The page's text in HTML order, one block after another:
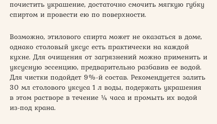
почистить украшение, достаточно смочить мягкую губку
спиртом и провести ею по поверхности.
Возможно, этилового спирта может не оказаться в доме,
однако столовый уксус есть практически на каждой
кухне. Для очищения от загрязнений можно применить и
уксусную эссенцию, предварительно разбавив ее водой.
Для чистки подойдет 9%-й состав. Рекомендуется залить
30 мл столового уксуса 1 л воды, подержать украшения
в этом растворе в течение ¼ часа и промыть их водой
из-под крана.